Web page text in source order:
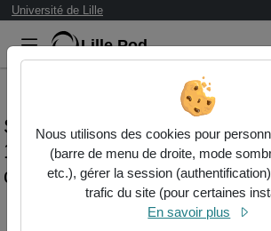
Université de Lille
Lille.Pod
Statistiques de visualisation
154_pneumopathies aiguës
communautaires graves
Nous utilisons des cookies pour
(barre de menu de droite, mode
etc.), gérer la session
trafic du site (pour certaines
En savoir plus